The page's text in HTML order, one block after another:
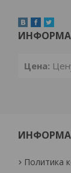
Цена:
Политика